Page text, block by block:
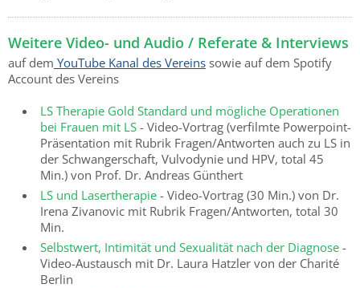
Weitere Video- und Audio / Referate & Interviews
auf dem YouTube Kanal des Vereins sowie auf dem Spotify
Account des Vereins
LS Therapie Gold Standard und mögliche Operationen
bei Frauen mit LS - Video-Vortrag (verfilmte Powerpoint-
Präsentation mit Rubrik Fragen/Antworten auch zu LS in
der Schwangerschaft, Vulvodynie und HPV, total 45
Min.) von Prof. Dr. Andreas Günthert
LS und Lasertherapie - Video-Vortrag (30 Min.) von Dr.
Irena Zivanovic mit Rubrik Fragen/Antworten, total 30
Min.
Selbstwert, Intimität und Sexualität nach der Diagnose -
Video-Austausch mit Dr. Laura Hatzler von der Charité
Berlin